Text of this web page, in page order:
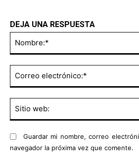
DEJA UNA RESPUESTA
Guardar mi nombre, correo
navegador la próxima vez que comente.